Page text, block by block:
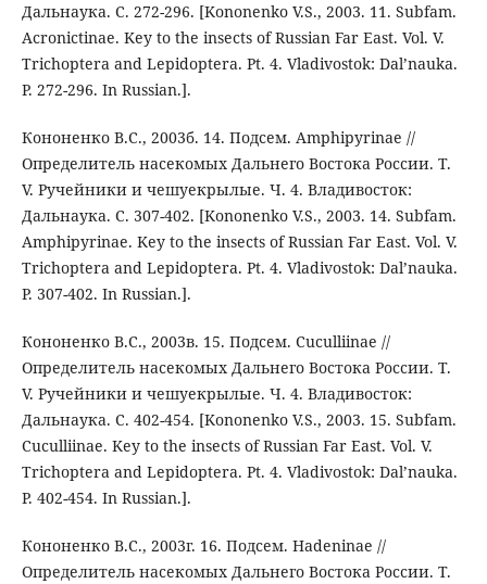
Дальнаука. С. 272-296. [Kononenko V.S., 2003. 11. Subfam.
Acronictinae. Key to the insects of Russian Far East. Vol. V.
Trichoptera and Lepidoptera. Pt. 4. Vladivostok: Dal’nauka.
P. 272-296. In Russian.].
Кононенко В.С., 2003б. 14. Подсем. Amphipyrinae //
Определитель насекомых Дальнего Востока России. Т.
V. Ручейники и чешуекрылые. Ч. 4. Владивосток:
Дальнаука. С. 307-402. [Kononenko V.S., 2003. 14. Subfam.
Amphipyrinae. Key to the insects of Russian Far East. Vol. V.
Trichoptera and Lepidoptera. Pt. 4. Vladivostok: Dal’nauka.
P. 307-402. In Russian.].
Кононенко В.С., 2003в. 15. Подсем. Cuculliinae //
Определитель насекомых Дальнего Востока России. Т.
V. Ручейники и чешуекрылые. Ч. 4. Владивосток:
Дальнаука. С. 402-454. [Kononenko V.S., 2003. 15. Subfam.
Cuculliinae. Key to the insects of Russian Far East. Vol. V.
Trichoptera and Lepidoptera. Pt. 4. Vladivostok: Dal’nauka.
P. 402-454. In Russian.].
Кононенко В.С., 2003г. 16. Подсем. Hadeninae //
Определитель насекомых Дальнего Востока России. Т.